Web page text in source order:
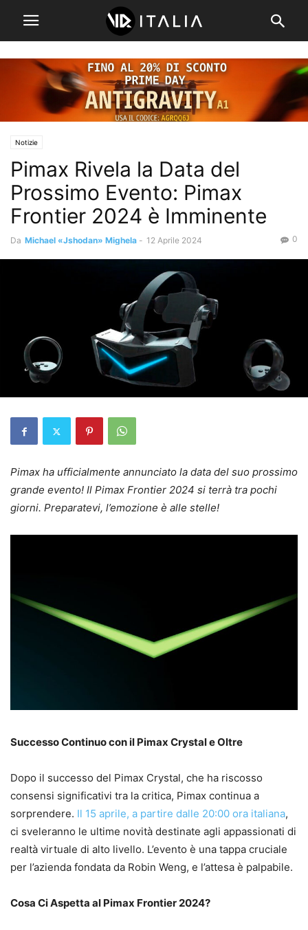
Notizie
Pimax Rivela la Data del
Prossimo Evento: Pimax
Frontier 2024 è Imminente
Da Michael «Jshodan» Mighela - 12 Aprile 2024 0
Pimax ha ufficialmente annunciato la data del suo prossimo
grande evento! Il Pimax Frontier 2024 si terrà tra pochi
giorni. Preparatevi, l’emozione è alle stelle!
Successo Continuo con il Pimax Crystal e Oltre
Dopo il successo del Pimax Crystal, che ha riscosso
consensi significativi tra la critica, Pimax continua a
sorprendere. Il 15 aprile, a partire dalle 20:00 ora italiana,
ci sveleranno le ultime novità destinate agli appassionati di
realtà virtuale di alto livello. L’evento è una tappa cruciale
per l’azienda fondata da Robin Weng, e l’attesa è palpabile.
Cosa Ci Aspetta al Pimax Frontier 2024?